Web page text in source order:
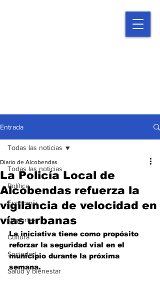
Entrada
Todas las noticias
Política
Economía
Deportes
Cultura
Sociedad
Salud y bienestar
Todas las noticias
La Policía Local de
Alcobendas refuerza la
vigilancia de velocidad en
vías urbanas
Diario de Alcobendas
La iniciativa tiene como propósito
reforzar la seguridad vial en el
municipio durante la próxima
semana.